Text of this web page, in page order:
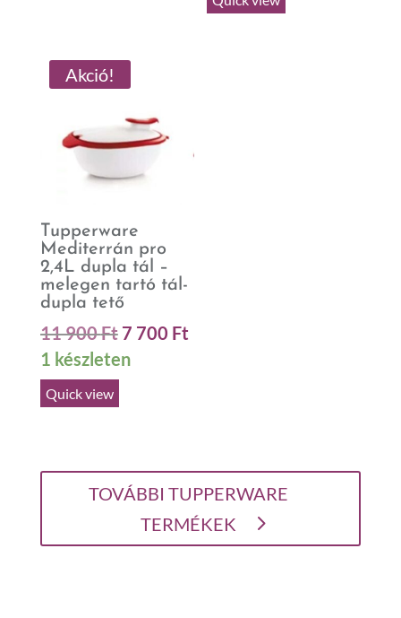
530 Ft.
23
Akció!
Tupperware
Mediterrán pro
2,4L dupla tál –
melegen tartó tál-
dupla tető
11 900Ft Original
price
7 700 FtCurrent
1 készleten
Quick view
TOVÁBBI TUPPERWARE
TERMÉKEK